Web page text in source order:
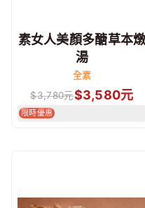
素女人美顏多醣草本燉
湯
全素
$3,780元$3,580元
限時優惠